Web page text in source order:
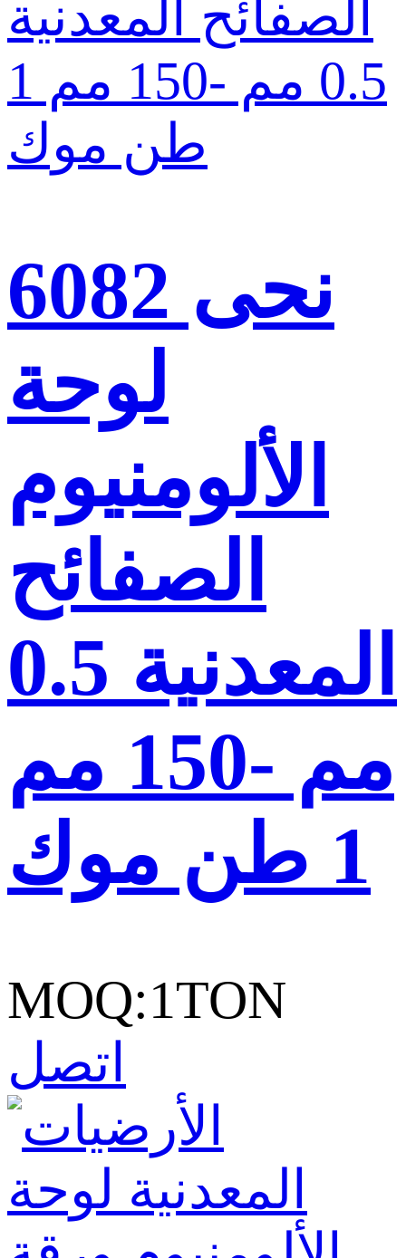
نحى 6082
لوحة
الألومنيوم
الصفائح
المعدنية 0.5
مم -150 مم
1 طن موك
MOQ:1TON
اتصل